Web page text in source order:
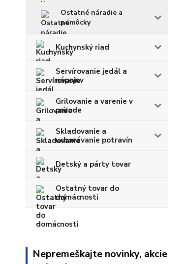
Ostatné náradie a
pomôcky
Kuchynský riad
Servírovanie jedál a
nápojov
Grilovanie a varenie v
prírode
Skladovanie a
uchovávanie potravín
Detský a párty tovar
Ostatný tovar do
domácnosti
Nepremeškajte novinky, akcie